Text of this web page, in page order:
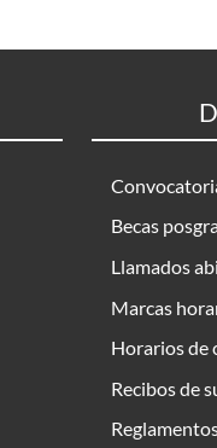
Becas
Llamados
Marcas
Horarios de
Recibos de